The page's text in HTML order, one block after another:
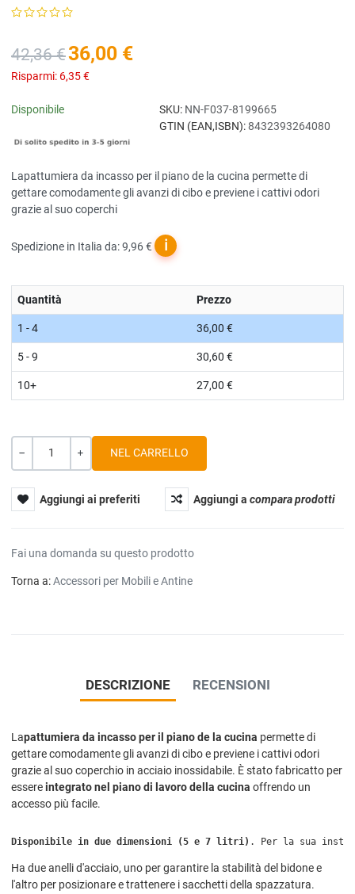
42,36 €36,00 €
Risparmi: 6,35 €
Disponibile SKU: NN-F037-8199665
GTIN (EAN,ISBN): 8432393264080
Lapattumiera da incasso per il piano de la cucina permette di
gettare comodamente gli avanzi di cibo e previene i cattivi odori
grazie al suo coperchi
Spedizione in Italia da: 9,96 € ℹ
Quantità Prezzo
1 - 4 36,00 €
5 - 9 30,60 €
10+ 27,00 €
Quantità
Aggiungi ai preferiti Aggiungi acompara prodotti
Fai una domanda su questo prodotto
Torna a:Accessori per Mobili e Antine
DESCRIZIONE RECENSIONI
Lapattumiera da incasso per il piano de la cucina permette di
gettare comodamente gli avanzi di cibo e previene i cattivi odori
grazie al suo coperchio in acciaio inossidabile. È stato fabricatto per
essereintegrato nel piano di lavoro della cucina offrendo un
accesso più facile.
Disponibile in due dimensioni (5 e 7 litri) . Per la sua
Ha due anelli d'acciaio, uno per garantire la stabilità del bidone e
l'altro per posizionare e trattenere i sacchetti della spazzatura.